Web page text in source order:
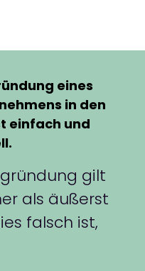
eines
in den
einfach und
gilt
als äußerst
falsch ist,